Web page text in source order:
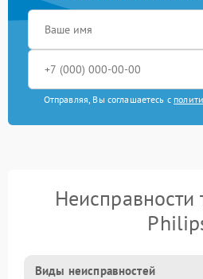
Отправляя, Вы соглашаетесь с
Неисправности
Виды неисправностей